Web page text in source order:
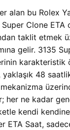
alan bu Rolex
Clone ETA
taklit etmek
gelir. 3135
karakteristik
48
her ne kadar
kendi
ETA Saat,